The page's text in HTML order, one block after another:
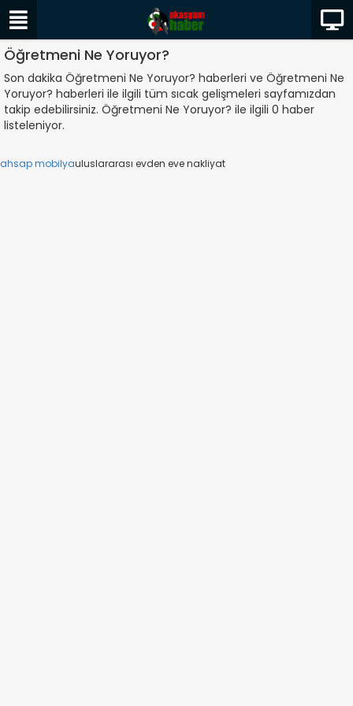
Öğretmeni Ne Yoruyor?
Son dakika Öğretmeni Ne Yoruyor? haberleri ve Öğretmeni Ne
Yoruyor? haberleri ile ilgili tüm sıcak gelişmeleri sayfamızdan
takip edebilirsiniz. Öğretmeni Ne Yoruyor? ile ilgili 0 haber
listeleniyor.
ahsap mobilyauluslararası evden eve nakliyat